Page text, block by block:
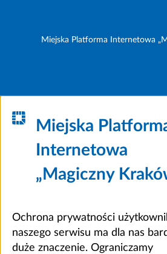
Miejska Platforma Internetowa
Miejska
Internetowa
„Magiczny
Ochrona prywatności
naszego serwisu ma dla nas
duże znaczenie. Ograniczamy